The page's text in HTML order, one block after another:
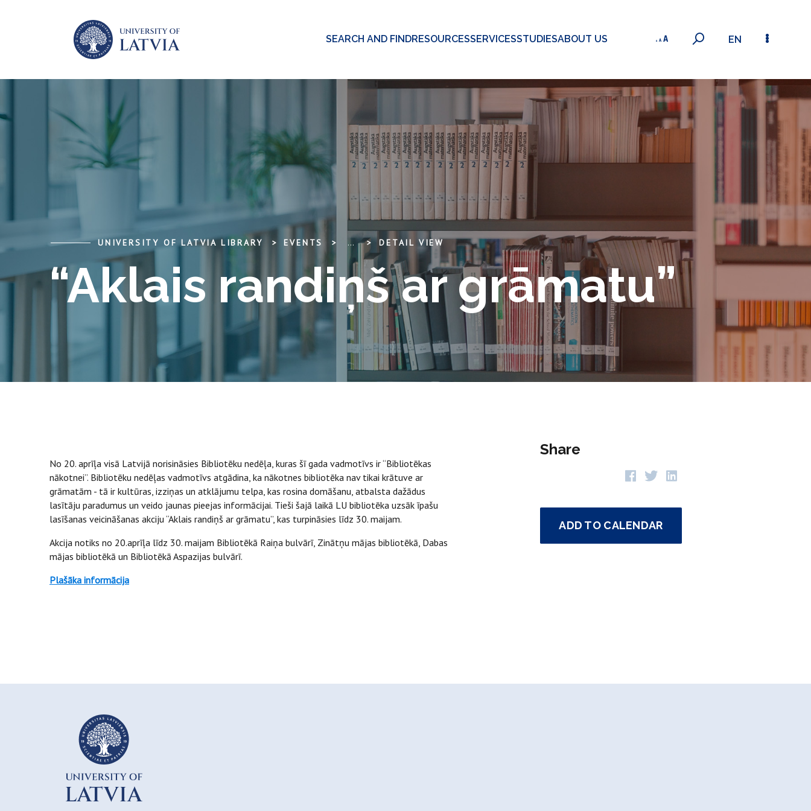
SEARCH AND FINDRESOURCESSERVICESSTUDIESABOUT US EN
UNIVERSITY OF LATVIA LIBRARY EVENTS ... DETAIL VIEW
“Akl​ais randiņš ar grāmatu”
No 20. aprīļa visā Latvijā norisināsies Bibliotēku nedēļa, kuras šī gada vadmotīvs ir “Bibliotēkas
nākotnei”. Bibliotēku nedēļas vadmotīvs atgādina, ka nākotnes bibliotēka nav tikai krātuve ar
grāmatām - tā ir kultūras, izziņas un atklājumu telpa, kas rosina domāšanu, atbalsta dažādus
lasītāju paradumus un veido jaunas pieejas informācijai. Tieši šajā laikā LU bibliotēka uzsāk īpašu
lasīšanas veicināšanas akciju “Akl​ais randiņš ar grāmatu”, kas turpināsies līdz 30. maijam.
Akcija notiks no 20.aprīļa līdz 30. maijam Bibliotēkā Raiņa bulvārī, Zinātņu mājas bibliotēkā, Dabas
mājas bibliotēkā un Bibliotēkā Aspazijas bulvārī.
Plašāka informācija
Share
ADD TO CALENDAR